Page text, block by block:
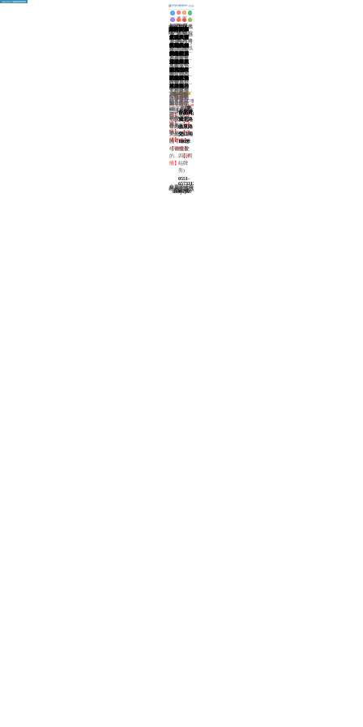
免费咨询电话
网
站
首
页
关
于
华
研
医
院
动
态
在
线
挂
号
医
生
介
绍
白
癜
风
常
识
白
癜
风
部
位
来
院
路
线
合肥华研白癜风医院 >
黄山白癜风医院>
黄山白癜风医院解析青少年患白癜风的原
青少年每
天都在学
校里为了
学业艰苦
奋斗，但
他们却想
不到自己
居然会患
上白癜...
【详情】
黄山白癜风医院解析孩子有白癜风该怎么
目前来
看，白癜
风病发率
是在持续
地升高，
小孩子也
很难幸
免。而对
于儿童白
癜...【详
情】
黄山白癜风医院解析药物治白癜风的弊端
药物治疗
是目前常
见的，也
是广为人
知的一种
治疗方
式，生病
就要吃药
这是人
们...【详
情】
黄山白癜风医院讲解白癜风的外部原因是
现在有很
多疾病会
威胁到人
们的健
康，白癜
风就是其
中之一。
白癜风一
旦病发
对...【详
情】
黄山白癜风医院教你成年人患白癜风怎么
一般来
说，因为
白癜风对
于病发部
位没有限
制，因此
只要发病
就会带来
严重影
响...【详
情】
肢端型白癜风病发在黄山白癜风医院要怎
既然这些
年来我们
常常看见
白癜风患
者，此病
很顽固，
治疗难度
较大。为
了可以...
【详情】
黄山白癜风医院分析怎么预防白癜风遗传
白癜风是
一种皮肤
疾病，这
种皮肤疾
病具有着
一定的遗
传几率，
只是遗传
的可能...
【详情】
纹身是引起白斑的原因吗
现在很多
人比较热
衷于纹
身，却不
知纹身在
带给人们
美的同
时，却也
给被纹者
的...【详
情】
首页
下一页
共 3页
19条
白癜风能治疗吗
身上出现小白点是怎么回事
治疗白癜风要花多少钱 白癜风的遗传几率有多大
308激光能治疗白癜风吗门诊
(节假日无休息)
8:00~18:00
合肥蒙
城北路
临泉路
交口南
100米
(公交
四公司
站牌
旁)
0551-
65733120
合肥华研白癜风防治所附属中西医结合医院 版权所有
皖ICP备16006368号-1